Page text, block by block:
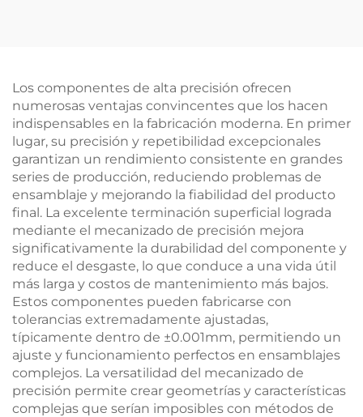
Los componentes de alta precisión ofrecen
numerosas ventajas convincentes que los hacen
indispensables en la fabricación moderna. En primer
lugar, su precisión y repetibilidad excepcionales
garantizan un rendimiento consistente en grandes
series de producción, reduciendo problemas de
ensamblaje y mejorando la fiabilidad del producto
final. La excelente terminación superficial lograda
mediante el mecanizado de precisión mejora
significativamente la durabilidad del componente y
reduce el desgaste, lo que conduce a una vida útil
más larga y costos de mantenimiento más bajos.
Estos componentes pueden fabricarse con
tolerancias extremadamente ajustadas,
típicamente dentro de ±0.001mm, permitiendo un
ajuste y funcionamiento perfectos en ensamblajes
complejos. La versatilidad del mecanizado de
precisión permite crear geometrías y características
complejas que serían imposibles con métodos de